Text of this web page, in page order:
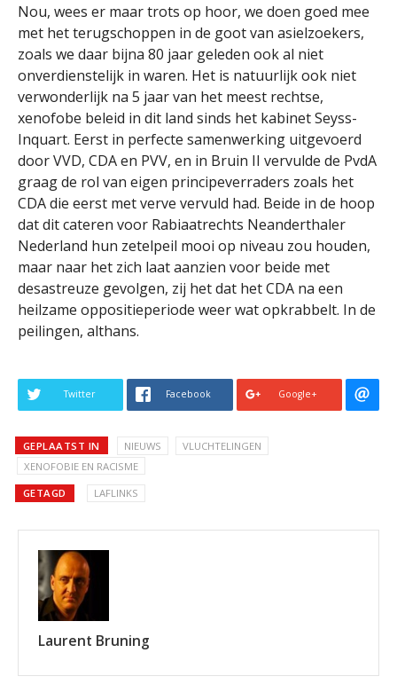
Nou, wees er maar trots op hoor, we doen goed mee
met het terugschoppen in de goot van asielzoekers,
zoals we daar bijna 80 jaar geleden ook al niet
onverdienstelijk in waren. Het is natuurlijk ook niet
verwonderlijk na 5 jaar van het meest rechtse,
xenofobe beleid in dit land sinds het kabinet Seyss-
Inquart. Eerst in perfecte samenwerking uitgevoerd
door VVD, CDA en PVV, en in Bruin II vervulde de PvdA
graag de rol van eigen principeverraders zoals het
CDA die eerst met verve vervuld had. Beide in de hoop
dat dit cateren voor Rabiaatrechts Neanderthaler
Nederland hun zetelpeil mooi op niveau zou houden,
maar naar het zich laat aanzien voor beide met
desastreuze gevolgen, zij het dat het CDA na een
heilzame oppositieperiode weer wat opkrabbelt. In de
peilingen, althans.
Twitter Facebook Google+
GEPLAATST IN NIEUWS
VLUCHTELINGEN
XENOFOBIE EN RACISME
GETAGD LAFLINKS
Laurent Bruning